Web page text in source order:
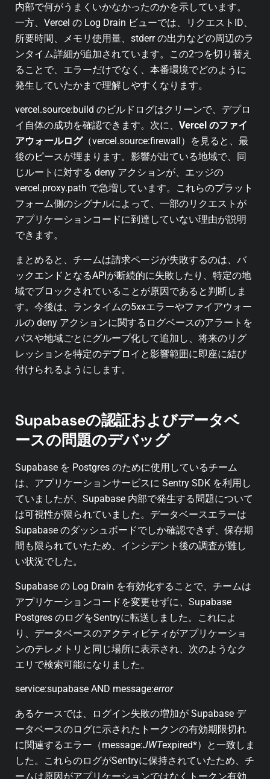
内部で何がうまくいかなかったのかを示しています。
一方、Vercel の Log Drain ビューでは、リクエストID、
所要時間、メモリ使用量、stderr の出力などの周辺のラ
ンタイム詳細が追加されています。この2つを切り替え
ることで、エラーだけでなく、本番環境でどのように
発生していたかまで理解しやすくなります。
vercel.source:build のビルドログはクリーンで、デプロ
イ自体の成功を確認できます。次に、 Vercel のファイ
アウォールログ（vercel.source:firewall）を見ると、最
後のピースが埋まります。影響が出ている地域で、同
じルートに対する deny アクションが、エッジの
vercel.proxy.path で急増しています。これらのプラット
フォーム側のシグナルによって、一部のリクエストが
アプリケーションコードに到達していない理由が説明
できます。
まとめると、チームは請求ページが失敗するのは、バ
ックエンドとなるAPIが断続的に失敗したり、特定の地
域でブロックされていることが原因であると判断しま
す。今後は、ランタイムの5xxエラーやファイアウォー
ルの deny アクションに関するログベースのアラートを
パスや地域ごとにグループ化して追加し、将来のリグ
レッションを特定のデプロイと影響範囲に即座に結び
付けられるようにします。
Supabaseの認証およびデータベ
ースの問題のデバッグ
Supabase を Postgres のために使用しているチーム
は、アプリケーションサービスに Sentry SDK を利用し
ていましたが、Supabase 内部で発生する問題について
は可視性が限られていました。データベースエラーは
Supabase のダッシュボードでしか確認できず、保存期
間も限られていたため、インシデント後の調査が難し
い状況でした。
Supabase の Log Drain を有効化することで、チームは
アプリケーションコードを変更せずに、Supabase
Postgres のログをSentryに転送しました。これによ
り、データベースのアクティビティがアプリケーショ
ンのテレメトリと同じ場所に表示され、次のようなク
エリで検索可能になりました。
service:supabase AND message:error
あるケースでは、ログイン失敗の増加が Supabase デ
ータベースのログに示されたトークンの有効期限切れ
に関連するエラー（message:JWTexpired*）と一致しま
した 。
これらのログがSentryに保持されていたため、チ
ームは原因がアプリケーションではなくトークン有効